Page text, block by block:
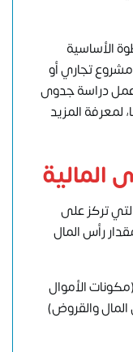
الأساسية
تجاري أو
دراسة جدوى
لمعرفة المزيد
المالية
تركز على
رأس المال
الأموال
والقروض)